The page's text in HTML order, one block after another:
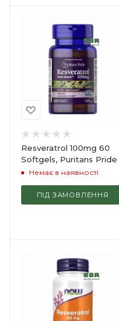
Resveratrol 100mg 60
Softgels, Puritans Pride
Немає в наявності
ПІД ЗАМОВЛЕННЯ